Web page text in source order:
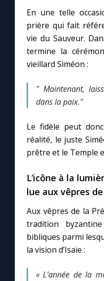
En une telle
prière qui fait
vie du Sauveur.
termine la
vieillard Siméon :
" Maintenant,
dans la paix."
Le fidèle peut
réalité, le juste
prêtre et le Temple
L’icône à la
lue aux vêpres
Aux vêpres de la
tradition
bibliques parmi
la vision d’Isaïe :
« L’année de la